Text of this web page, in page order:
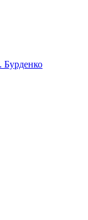
Бурденко